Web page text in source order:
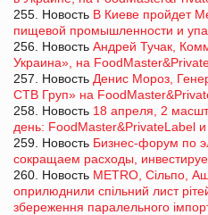
255. Новость В Киеве пройдет
пищевой промышленности и
256. Новость Андрей Тучак,
Украина», на
257. Новость Денис Мороз,
СТВ Груп» на
258. Новость 18 апреля, 2
день: FoodMaster&PrivateLabel
259. Новость Бизнес-форум по
сокращаем расходы,
260. Новость METRO, Сiльпо,
оприлюднили спільний лист
збереження паралельного